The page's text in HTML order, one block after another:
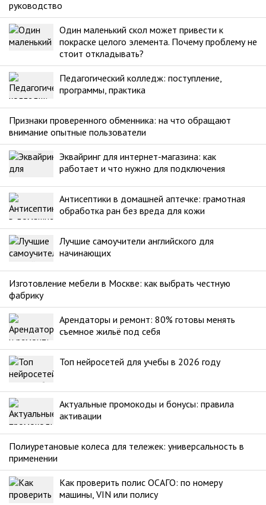
руководство
Один маленький скол может привести к
покраске целого элемента. Почему проблему не
стоит откладывать?
Педагогический колледж: поступление,
программы, практика
Признаки проверенного обменника: на что обращают
внимание опытные пользователи
Эквайринг для интернет-магазина: как
работает и что нужно для подключения
Антисептики в домашней аптечке: грамотная
обработка ран без вреда для кожи
Лучшие самоучители английского для
начинающих
Изготовление мебели в Москве: как выбрать честную
фабрику
Арендаторы и ремонт: 80% готовы менять
съемное жильё под себя
Топ нейросетей для учебы в 2026 году
Актуальные промокоды и бонусы: правила
активации
Полиуретановые колеса для тележек: универсальность в
применении
Как проверить полис ОСАГО: по номеру
машины, VIN или полису